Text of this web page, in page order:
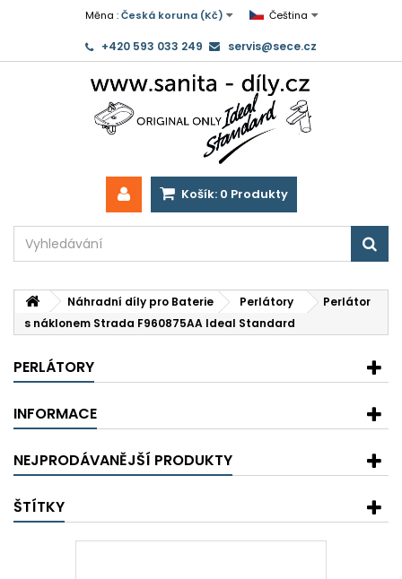
Měna : Česká koruna (Kč) Čeština
+420 593 033 249 servis@sece.cz
Košík: 0 Produkty
Náhradní díly pro Baterie Perlátory
Perlátor
s náklonem Strada F960875AA Ideal Standard
PERLÁTORY
INFORMACE
NEJPRODÁVANĚJŠÍ PRODUKTY
ŠTÍTKY